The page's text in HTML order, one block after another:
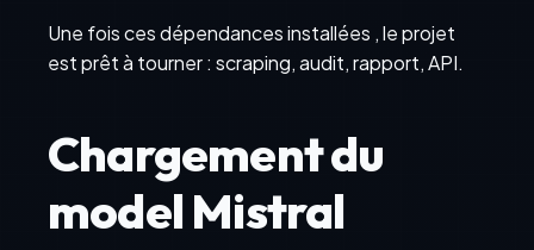
Une fois ces dépendances installées , le projet
est prêt à tourner : scraping, audit, rapport, API.
Chargement du
model Mistral